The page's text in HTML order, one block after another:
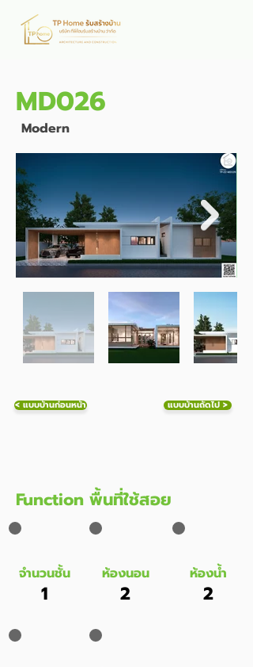
MD026
Modern
< แบบบ้านก่อนหน้า แบบบ้านถัดไป >
Function พื้นที่ใช้สอย
จำนวนชั้น
1
ห้องนอน
2
ห้องน้ำ
2